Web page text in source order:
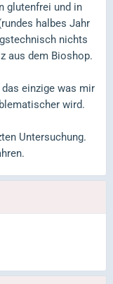
glutenfrei und in
halbes Jahr
nichts
aus dem Bioshop.
einzige was mir
wird.
Untersuchung.